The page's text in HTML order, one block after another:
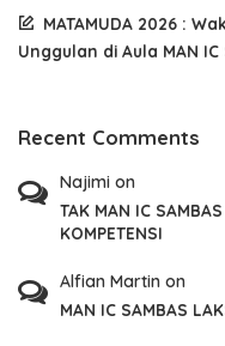
MATAMUDA 2026 :
Unggulan di Aula MAN IC
Recent Comments
Najimi on
TAK MAN IC
KOMPETENSI
Alfian Martin on
MAN IC SAMBAS